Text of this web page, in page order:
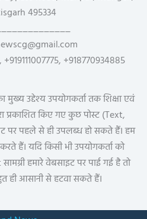
495334
+918770934885
मुख्य उद्देश्य उपयोगकर्ता तक शिक्षा एवं
प्रकाशित किए गए कुछ पोस्ट (Text,
पर पहले से ही उपलब्ध हो सकते हैं। हम
हैं। यदि किसी भी उपयोगकर्ता को
हमारे वेबसाइट पर पाई गई है तो
ही आसानी से हटवा सकते हैं।